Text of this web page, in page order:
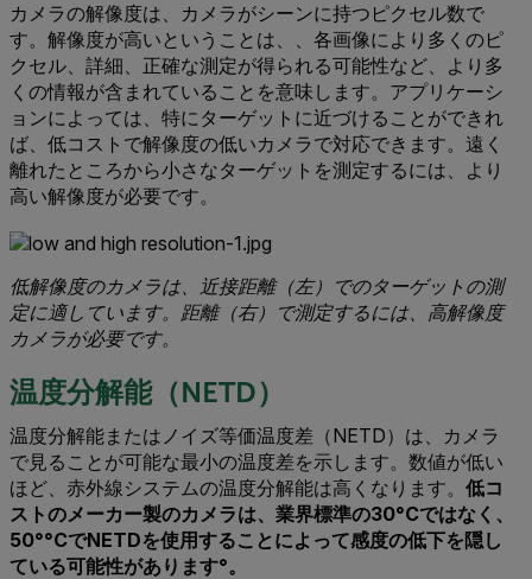
カメラの解像度は、カメラがシーンに持つピクセル数で
す。解像度が高いということは、、各画像により多くのピ
クセル、詳細、正確な測定が得られる可能性など、より多
くの情報が含まれていることを意味します。アプリケーシ
ョンによっては、特にターゲットに近づけることができれ
ば、低コストで解像度の低いカメラで対応できます。遠く
離れたところから小さなターゲットを測定するには、より
高い解像度が必要です。
低解像度のカメラは、近接距離（左）でのターゲットの測
定に適しています。距離（右）で測定するには、高解像度
カメラが必要です。
温度分解能（NETD）
温度分解能またはノイズ等価温度差（NETD）は、カメラ
で見ることが可能な最小の温度差を示します。数値が低い
ほど、赤外線システムの温度分解能は高くなります。 低コ
ストのメーカー製のカメラは、業界標準の30°Cではなく、
50°°CでNETDを使用することによって感度の低下を隠し
ている可能性があります°。